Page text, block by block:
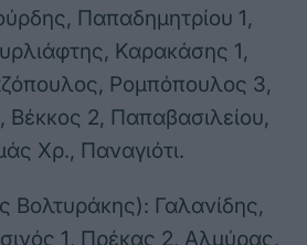
Παπαδημητρίου 1,
Καρακάσης 1,
Ρομπόπουλος 3,
Βέκκος 2, Παπαβασιλείου,
Χρ., Παναγιότι.
Γαλανίδης,
1, Πρέκας 2, Αλμύρας,